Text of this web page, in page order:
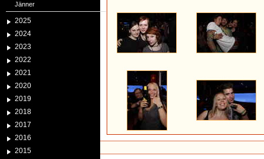
Jänner
2025
2024
2023
2022
2021
2020
2019
2018
2017
2016
2015